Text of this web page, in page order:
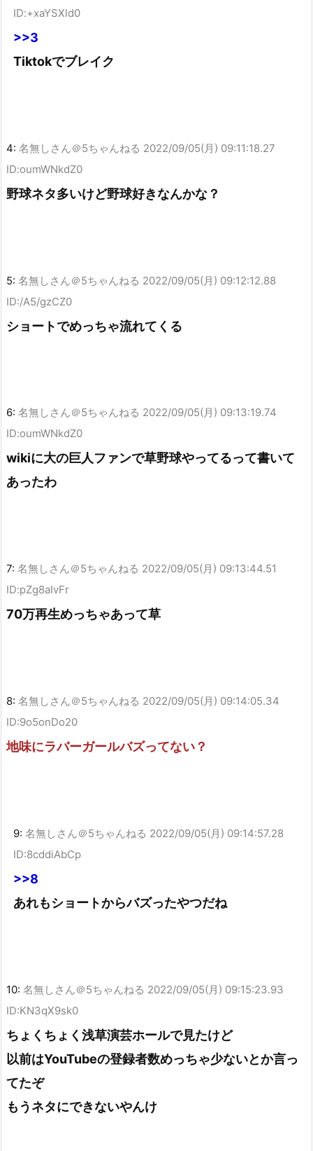
ID:+xaYSXld0
>>3
Tiktokでブレイク
4: 名無しさん＠5ちゃんねる 2022/09/05(月) 09:11:18.27
ID:oumWNkdZ0
野球ネタ多いけど野球好きなんかな？
5: 名無しさん＠5ちゃんねる 2022/09/05(月) 09:12:12.88
ID:/A5/gzCZ0
ショートでめっちゃ流れてくる
6: 名無しさん＠5ちゃんねる 2022/09/05(月) 09:13:19.74
ID:oumWNkdZ0
wikiに大の巨人ファンで草野球やってるって書いて
あったわ
7: 名無しさん＠5ちゃんねる 2022/09/05(月) 09:13:44.51
ID:pZg8aIvFr
70万再生めっちゃあって草
8: 名無しさん＠5ちゃんねる 2022/09/05(月) 09:14:05.34
ID:9o5onDo20
地味にラバーガールバズってない？
9: 名無しさん＠5ちゃんねる 2022/09/05(月) 09:14:57.28
ID:8cddiAbCp
>>8
あれもショートからバズったやつだね
10: 名無しさん＠5ちゃんねる 2022/09/05(月) 09:15:23.93
ID:KN3qX9sk0
ちょくちょく浅草演芸ホールで見たけど
以前はYouTubeの登録者数めっちゃ少ないとか言っ
てたぞ
もうネタにできないやんけ